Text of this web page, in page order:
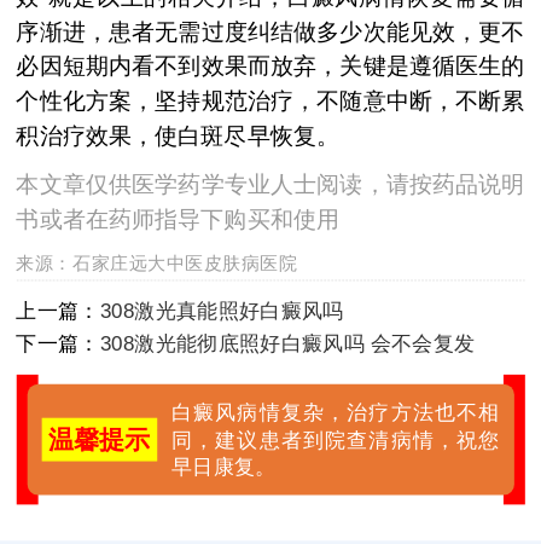
序渐进，患者无需过度纠结做多少次能见效，更不
必因短期内看不到效果而放弃，关键是遵循医生的
个性化方案，坚持规范治疗，不随意中断，不断累
积治疗效果，使白斑尽早恢复。
本文章仅供医学药学专业人士阅读，请按药品说明
书或者在药师指导下购买和使用
来源：石家庄远大中医皮肤病医院
上一篇： 308激光真能照好白癜风吗
下一篇： 308激光能彻底照好白癜风吗 会不会复发
温馨提示
白癜风病情复杂，治疗方法也不相
同，建议患者到院查清病情，祝您
早日康复。